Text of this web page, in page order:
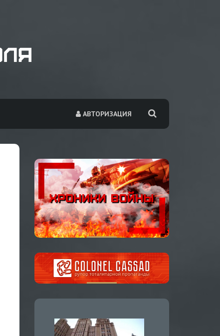
АВТОРИЗАЦИЯ